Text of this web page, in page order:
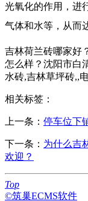
光氧化的作用，进
气体和水等，从而
吉林荷兰砖哪家好
怎么样？沈阳市白
水砖,吉林草坪砖,,
相关标签：
上一条： 停车位下
下一条： 为什么吉
欢迎？
Top
©筑巢ECMS软件